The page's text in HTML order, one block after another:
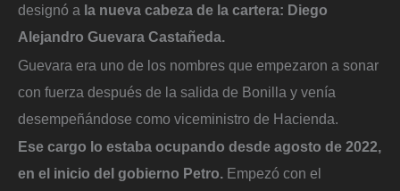
designó a la nueva cabeza de la cartera: Diego
Alejandro Guevara Castañeda.
Guevara era uno de los nombres que empezaron a sonar
con fuerza después de la salida de Bonilla y venía
desempeñándose como viceministro de Hacienda.
Ese cargo lo estaba ocupando desde agosto de 2022,
en el inicio del gobierno Petro. Empezó con el